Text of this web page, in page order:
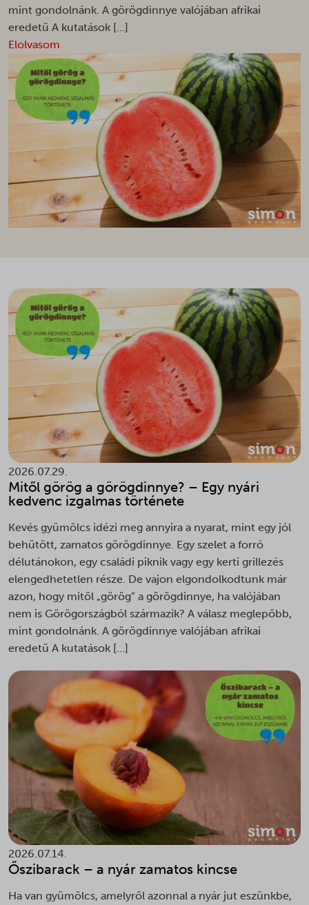
mint gondolnánk. A görögdinnye valójában afrikai
eredetű A kutatások […]
Elolvasom
2026.07.29.
Mitől görög a görögdinnye? – Egy nyári
kedvenc izgalmas története
Kevés gyümölcs idézi meg annyira a nyarat, mint egy jól
behűtött, zamatos görögdinnye. Egy szelet a forró
délutánokon, egy családi piknik vagy egy kerti grillezés
elengedhetetlen része. De vajon elgondolkodtunk már
azon, hogy mitől „görög” a görögdinnye, ha valójában
nem is Görögországból származik? A válasz meglepőbb,
mint gondolnánk. A görögdinnye valójában afrikai
eredetű A kutatások […]
2026.07.14.
Őszibarack – a nyár zamatos kincse
Ha van gyümölcs, amelyről azonnal a nyár jut eszünkbe,